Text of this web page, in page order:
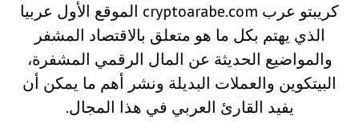
كريبتو عرب cryptoarabe.com الموقع الأول عربيا
الذي يهتم بكل ما هو متعلق بالاقتصاد المشفر
والمواضيع الحديثة عن المال الرقمي المشفرة،
البيتكوين والعملات البديلة ونشر أهم ما يمكن أن
يفيد القارئ العربي في هذا المجال.